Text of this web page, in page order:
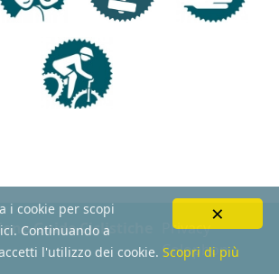
Guide Ciclistiche
Privacy
Colophon
×
i cookie per scopi
Continuando a
l'utilizzo dei cookie. Scopri di più